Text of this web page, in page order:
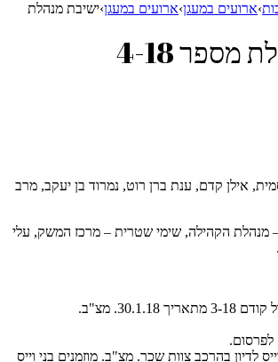
›ארועים במעגן›ארועים במעגן›ישיבת מנהלת
מספר 4-18
אילן קדם, ענת ברן רוט, נמרוד בן יעקב, מרב
– מנהלת הקהילה, שימי שטרית – מרכז המשק, עלי
30.1.18. מצ"ב.
לפרסום.
לדיון בהרכב צוות שכר. מצ"ב. מוזמנים בני וייס